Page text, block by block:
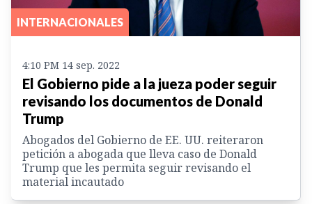
INTERNACIONALES
4:10 PM 14 sep. 2022
El Gobierno pide a la jueza poder seguir
revisando los documentos de Donald
Trump
Abogados del Gobierno de EE. UU. reiteraron
petición a abogada que lleva caso de Donald
Trump que les permita seguir revisando el
material incautado